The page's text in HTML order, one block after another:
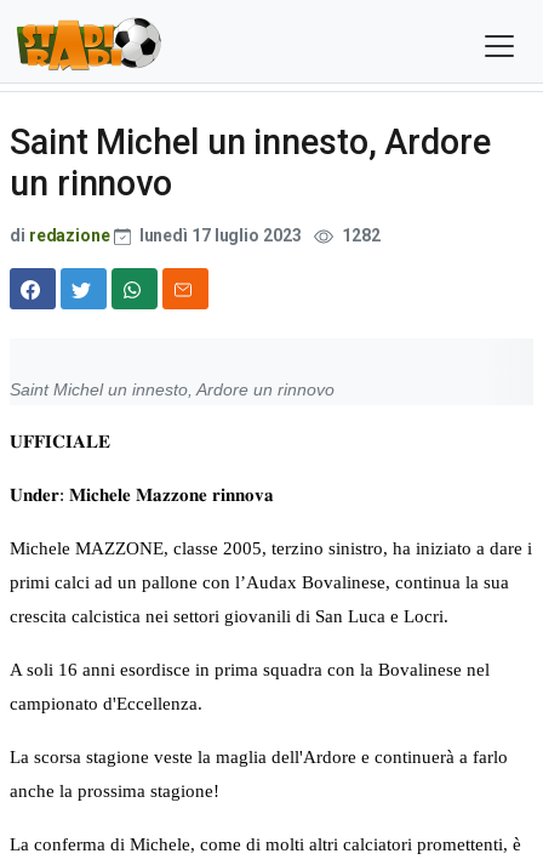
Saint Michel un innesto, Ardore
un rinnovo
di redazione lunedì 17 luglio 2023 1282
Saint Michel un innesto, Ardore un rinnovo
𝐔𝐅𝐅𝐈𝐂𝐈𝐀𝐋𝐄
𝐔𝐧𝐝𝐞𝐫: 𝐌𝐢𝐜𝐡𝐞𝐥𝐞 𝐌𝐚𝐳𝐳𝐨𝐧𝐞 𝐫𝐢𝐧𝐧𝐨𝐯𝐚
Michele MAZZONE, classe 2005, terzino sinistro, ha iniziato a dare i
primi calci ad un pallone con l’Audax Bovalinese, continua la sua
crescita calcistica nei settori giovanili di San Luca e Locri.
A soli 16 anni esordisce in prima squadra con la Bovalinese nel
campionato d'Eccellenza.
La scorsa stagione veste la maglia dell'Ardore e continuerà a farlo
anche la prossima stagione!
La conferma di Michele, come di molti altri calciatori promettenti, è